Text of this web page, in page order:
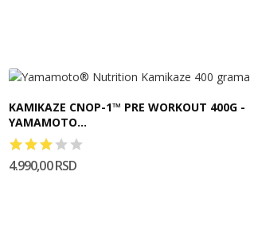
KAMIKAZE CNOP-1™ PRE WORKOUT 400G -
YAMAMOTO...
4.990,00 RSD